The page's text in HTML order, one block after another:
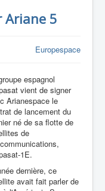
Ariane 5
Europespace
espagnol
vient de signer
Arianespace le
de lancement du
né de sa flotte de
de
1E.
dernière, ce
avait fait parler de